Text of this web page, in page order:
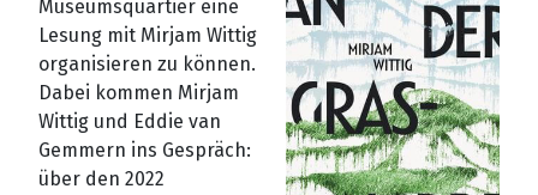
Museumsquartier eine
Lesung mit Mirjam Wittig
organisieren zu können.
Dabei kommen Mirjam
Wittig und Eddie van
Gemmern ins Gespräch:
über den 2022